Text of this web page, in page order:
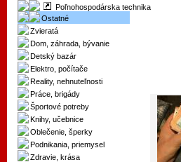
Poľnohospodárska technika
Ostatné
Zvieratá
Dom, záhrada, bývanie
Detský bazár
Elektro, počítače
Reality, nehnuteľnosti
Práce, brigády
Športové potreby
Knihy, učebnice
Oblečenie, šperky
Podnikania, priemysel
Zdravie, krása